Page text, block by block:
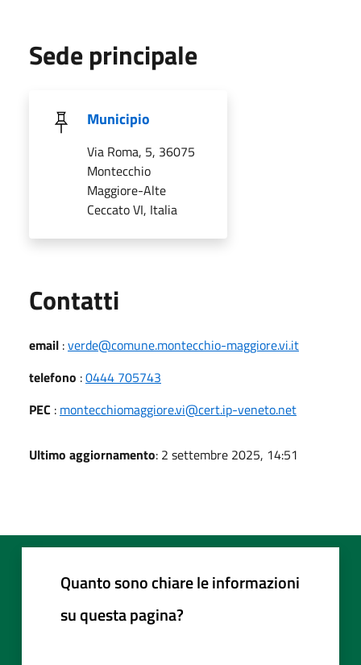
Sede principale
Municipio
Via Roma, 5, 36075
Montecchio
Maggiore-Alte
Ceccato VI, Italia
Contatti
email :verde@comune.montecchio-maggiore.vi.it
telefono :0444 705743
PEC : montecchiomaggiore.vi@cert.ip-veneto.net
Ultimo aggiornamento: 2 settembre 2025, 14:51
Quanto sono chiare le informazioni
su questa pagina?